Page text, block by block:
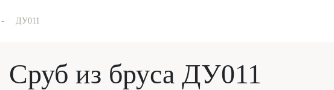
ДУ011
Сруб из бруса ДУ011